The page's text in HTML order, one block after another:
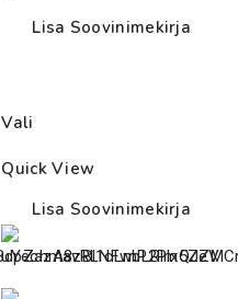
Lisa Soovinimekirja
Vali
Quick View
Lisa Soovinimekirja